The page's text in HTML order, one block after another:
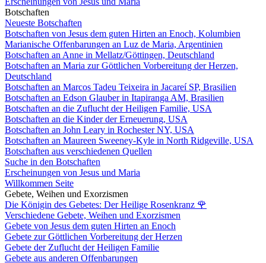
Botschaften
Neueste Botschaften
Botschaften von Jesus dem guten Hirten an Enoch, Kolumbien
Marianische Offenbarungen an Luz de Maria, Argentinien
Botschaften an Anne in Mellatz/Göttingen, Deutschland
Botschaften an Maria zur Göttlichen Vorbereitung der Herzen,
Deutschland
Botschaften an Marcos Tadeu Teixeira in Jacareí SP, Brasilien
Botschaften an Edson Glauber in Itapiranga AM, Brasilien
Botschaften an die Zuflucht der Heiligen Familie, USA
Botschaften an die Kinder der Erneuerung, USA
Botschaften an John Leary in Rochester NY, USA
Botschaften an Maureen Sweeney-Kyle in North Ridgeville, USA
Botschaften aus verschiedenen Quellen
Suche in den Botschaften
Erscheinungen von Jesus und Maria
Willkommen Seite
Gebete, Weihen und Exorzismen
Die Königin des Gebetes: Der Heilige Rosenkranz 🌹
Verschiedene Gebete, Weihen und Exorzismen
Gebete von Jesus dem guten Hirten an Enoch
Gebete zur Göttlichen Vorbereitung der Herzen
Gebete der Zuflucht der Heiligen Familie
Gebete aus anderen Offenbarungen